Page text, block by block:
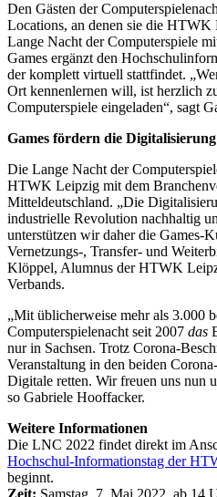
Den Gästen der
Locations, an denen sie die
Lange Nacht der Computerspiele
Games ergänzt den
der komplett virtuell stattfindet.
Ort kennenlernen will, ist herzlich
Computerspiele eingeladen“, sagt
Games fördern die Digitalisierung
Die Lange Nacht der
HTWK Leipzig mit dem
Mitteldeutschland. „Die
industrielle Revolution nachhaltig
unterstützen wir daher die Games-
Vernetzungs-, Transfer- und
Klöppel, Alumnus der HTWK
Verbands.
„Mit üblicherweise mehr als 3.000
Computerspielenacht seit 2007 das
nur in Sachsen. Trotz Corona-
Veranstaltung in den beiden
Digitale retten. Wir freuen uns nun
so Gabriele Hooffacker.
Weitere Informationen
Die LNC 2022 findet direkt im
Hochschul-Informationstag der
beginnt.